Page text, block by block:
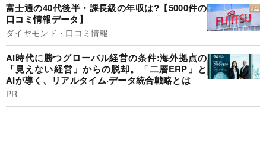
富士通の40代後半・課長級の年収は?【5000件の
口コミ情報データ】
ダイヤモンド・口コミ情報
AI時代に勝つグローバル経営の条件:海外拠点の
「見えない経営」からの脱却。「二層ERP」と
AIが導く、リアルタイム·データ統合戦略とは
PR